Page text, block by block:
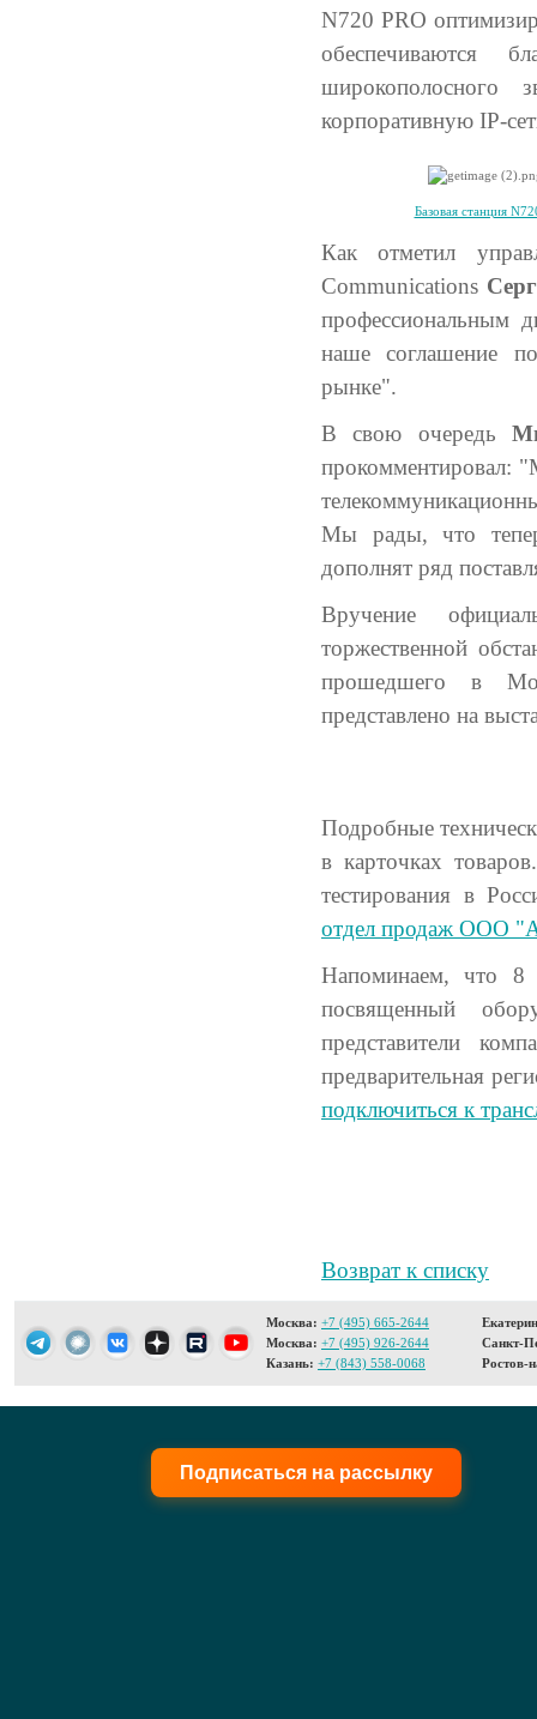
N720 PRO
обеспечиваются
широкополосного
корпоративную IP-
Базовая станция
Как отметил
Communications
профессиональным
наше соглашение
рынке".
В свою очередь
прокомментировал:
Мы рады, что
дополнят ряд
Вручение
торжественной
прошедшего в
представлено на
Подробные
в карточках
тестирования в
отдел продаж ООО
Напоминаем, что
посвященный
представители
предварительная
подключиться к
Возврат к списку
Москва: +7 (495) 665-2644
Москва: +7 (495) 926-2644
Казань: +7 (843) 558-0068
Санкт-
Ростов-
Подписаться на рассылку